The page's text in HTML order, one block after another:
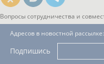
Вопросы сотрудничества и
Адресов в новостной
Подпишись